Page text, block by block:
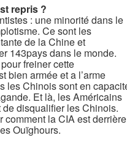
repris ?
: une minorité dans le
Ce sont les
de la Chine et
143pays dans le monde.
freiner cette
bien armée et a l’arme
les Chinois sont en
Et là, les Américains
de disqualifier les Chinois.
comment la CIA est derrière
Ouïghours.